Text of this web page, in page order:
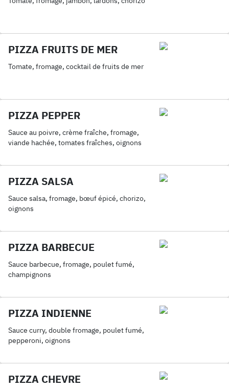
PIZZA FRUITS DE MER
Tomate, fromage, cocktail de fruits de mer
PIZZA PEPPER
Sauce au poivre, crème fraîche, fromage,
viande hachée, tomates fraîches, oignons
PIZZA SALSA
Sauce salsa, fromage, bœuf épicé, chorizo,
oignons
PIZZA BARBECUE
Sauce barbecue, fromage, poulet fumé,
champignons
PIZZA INDIENNE
Sauce curry, double fromage, poulet fumé,
pepperoni, oignons
PIZZA CHEVRE